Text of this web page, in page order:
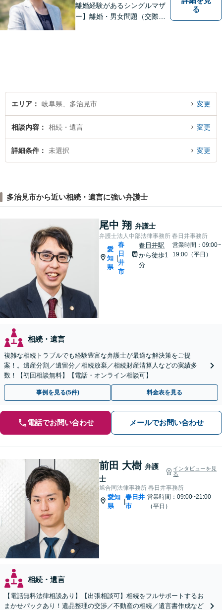
離婚経験があるシングルマザ
ー】離婚・男女問題（交際ト
る
エリア 岐阜県、多治見市 変更
相談内容 相続・遺言 変更
詳細条件 未選択 変更
多治見市から近い相続・遺言に強い弁護士
尾中 翔 弁護士
弁護士法人中部法律事務所 春日井事務所
愛
知
県
春
日
井
市
春日井駅
から徒歩1
分
営業時間：09:00~
19:00（平日）
相続・遺言
複雑な相続トラブルでも経験豊富な弁護士が最適な解決策をご提
案！。遺産分割／遺留分／相続放棄／相続財産清算人などの実績多
数！【初回相談無料】【電話・オンライン相談可】
事例を見る(5件) 料金表を見る
電話でお問い合わせ メールでお問い合わせ
前田 大樹 弁護
士
インタビューを見
る
旭合同法律事務所 春日井事務所
愛知
県
|
春日井
市
営業時間：09:00~21:00
（平日）
相続・遺言
【電話無料法律相談あり】【出張相談可】相続をフルサポートするお
まかせパックあり！遺品整理の交渉／不動産の相続／遺言書作成など